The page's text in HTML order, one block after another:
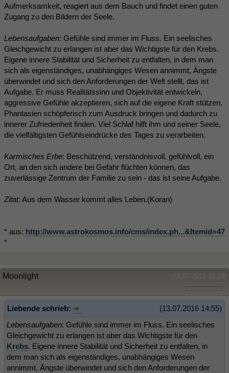
Aufmerksamkeit, reagiert aus dem Bauch und findet einen guten
Zugang zu den Bildern der Seele.
Lebensaufgaben: Gefühle sind immer im Fluss. Ein seelisches
Gleichgewicht zu erlangen ist aber das Wichtigste für den Krebs.
Eigene innere Stabilität und Sicherheit zu entfalten, in dem man
sich als eigenständiges, unabhängiges Wesen annimmt, Ängste
überwindet und sich den Anforderungen der Welt stellt, das ist
Aufgabe. Er muss Realitätssinn und Objektivität entwickeln,
aggressive Gefühle akzeptieren, sich auf die eigene Kraft stützen,
Phantasien schöpferisch zum Ausdruck bringen und dadurch zu
innerer Zufriedenheit finden. Viel Schlaf hilft ihm und seiner Seele,
die vielfältigsten Gefühlseindrücke des Tages zu verarbeiten.
Karmisches Erbe: Beschützend, verständnisvoll, gefühlvoll, ein
Ort, an den sich andere bei Gefahr flüchten können, das
zuverlässige Zentrum der Familie zu sein - das ist seine Aufgabe.
Zitat: Aus dem Wasser kommt alles Leben.(Koran)
* aus: http://www.astrokosmos.info/cms/index.ph...&Itemid=47
*
(13.07.2016 15:19)
Moonlight
(13.07.2016 14:55)
Liebende schrieb:
Lebensaufgaben: Gefühle sind immer im Fluss. Ein seelisches
Gleichgewicht zu erlangen ist aber das Wichtigste für den
Krebs. Eigene innere Stabilität und Sicherheit zu entfalten, in
dem man sich als eigenständiges, unabhängiges Wesen
annimmt, Ängste überwindet und sich den Anforderungen der